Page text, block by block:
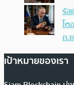
รัส
โต
ก.
เป้าหมายของเรา